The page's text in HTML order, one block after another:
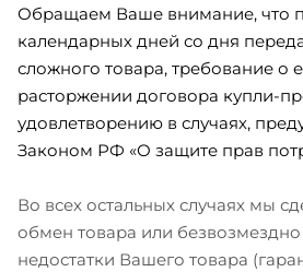
Обращаем Ваше внимание, что
календарных дней со дня
сложного товара, требование о
расторжении договора купли-
удовлетворению в случаях,
Законом РФ «О защите прав
Во всех остальных случаях мы
обмен товара или
недостатки Вашего товара